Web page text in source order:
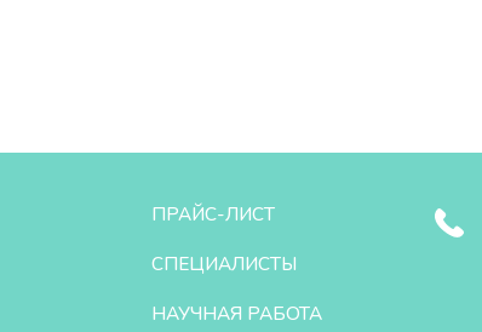
ПРАЙС-ЛИСТ
СПЕЦИАЛИСТЫ
НАУЧНАЯ РАБОТА